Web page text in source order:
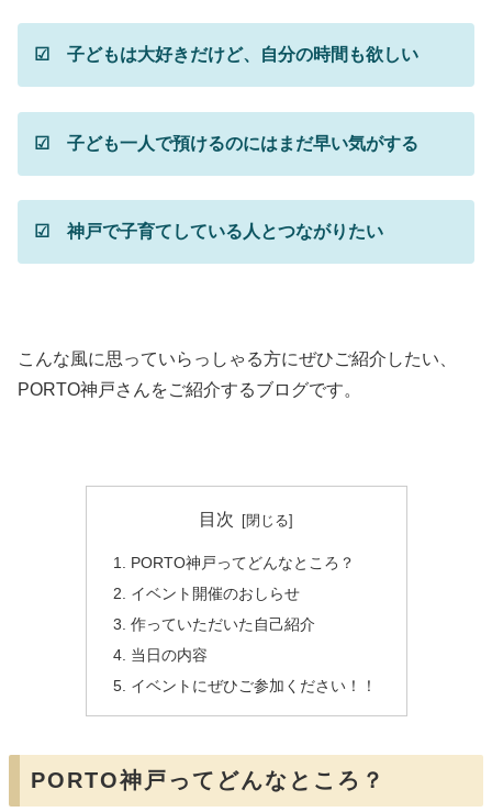
☑ 子どもは大好きだけど、自分の時間も欲しい
☑ 子ども一人で預けるのにはまだ早い気がする
☑ 神戸で子育てしている人とつながりたい
こんな風に思っていらっしゃる方にぜひご紹介したい、
PORTO神戸さんをご紹介するブログです。
目次
PORTO神戸ってどんなところ？
イベント開催のおしらせ
作っていただいた自己紹介
当日の内容
イベントにぜひご参加ください！！
PORTO神戸ってどんなところ？